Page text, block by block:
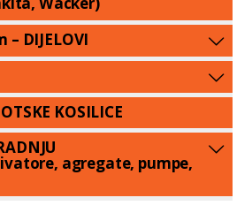
– DIJELOVI
KOSILICE
agregate, pumpe,